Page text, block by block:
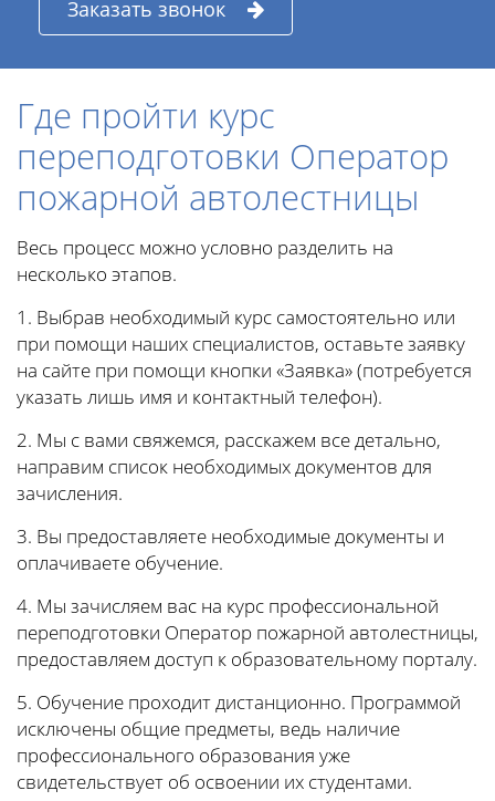
Заказать звонок
Где пройти курс
переподготовки Оператор
пожарной автолестницы
Весь процесс можно условно разделить на
несколько этапов.
1. Выбрав необходимый курс самостоятельно или
при помощи наших специалистов, оставьте заявку
на сайте при помощи кнопки «Заявка» (потребуется
указать лишь имя и контактный телефон).
2. Мы с вами свяжемся, расскажем все детально,
направим список необходимых документов для
зачисления.
3. Вы предоставляете необходимые документы и
оплачиваете обучение.
4. Мы зачисляем вас на курс профессиональной
переподготовки Оператор пожарной автолестницы,
предоставляем доступ к образовательному порталу.
5. Обучение проходит дистанционно. Программой
исключены общие предметы, ведь наличие
профессионального образования уже
свидетельствует об освоении их студентами.